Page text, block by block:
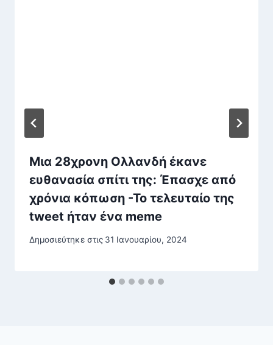
Μια 28χρονη Ολλανδή έκανε
ευθανασία σπίτι της: Έπασχε από
χρόνια κόπωση -Το τελευταίο της
tweet ήταν ένα meme
Δημοσιεύτηκε στις 31 Ιανουαρίου, 2024